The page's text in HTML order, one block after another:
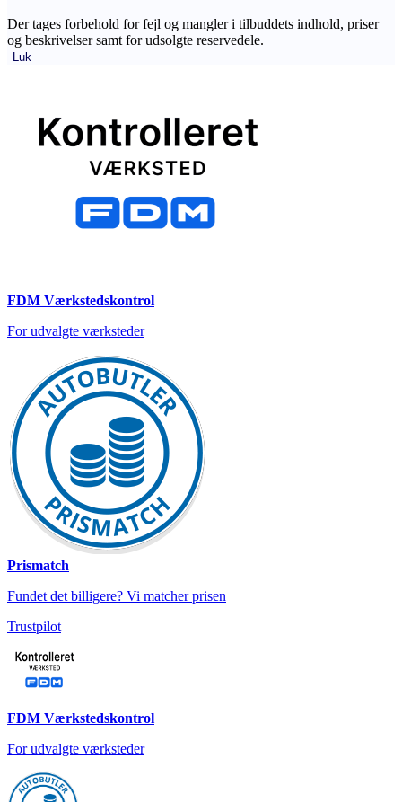
Der tages forbehold for fejl og mangler i tilbuddets indhold, priser
og beskrivelser samt for udsolgte reservedele.
Luk
FDM Værkstedskontrol
For udvalgte værksteder
Prismatch
Fundet det billigere? Vi matcher prisen
Trustpilot
FDM Værkstedskontrol
For udvalgte værksteder